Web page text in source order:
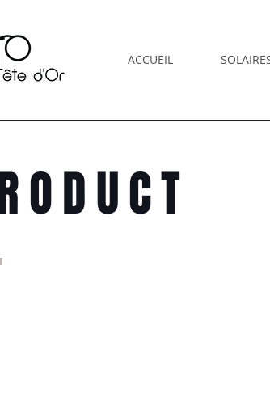
ACCUEIL